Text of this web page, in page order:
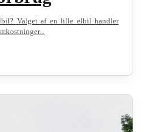
Valget af en lille elbil handler